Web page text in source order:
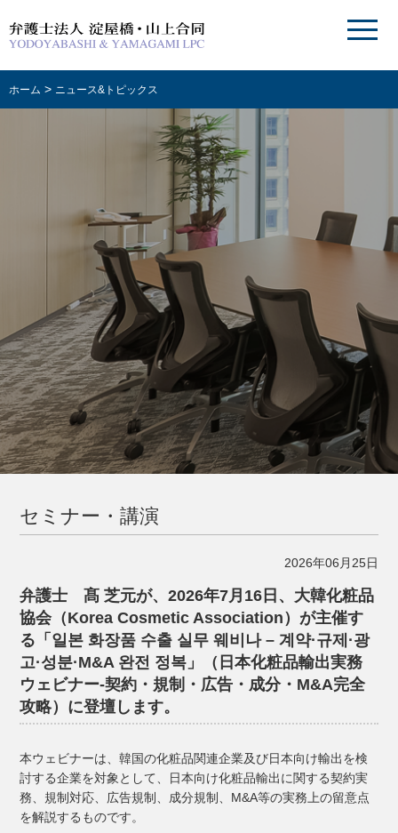
ホーム > ニュース&トピックス
セミナー・講演
2026年06月25日
弁護士 髙 芝元が、2026年7月16日、大韓化粧品
協会（Korea Cosmetic Association）が主催す
る「일본 화장품 수출 실무 웨비나 – 계약·규제·광
고·성분·M&A 완전 정복」（日本化粧品輸出実務
ウェビナー‐契約・規制・広告・成分・M&A完全
攻略）に登壇します。
本ウェビナーは、韓国の化粧品関連企業及び日本向け輸出を検
討する企業を対象として、日本向け化粧品輸出に関する契約実
務、規制対応、広告規制、成分規制、M&A等の実務上の留意点
を解説するものです。